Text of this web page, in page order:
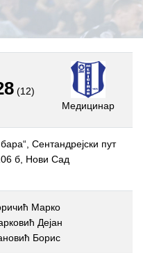
(12)
Медицинар
Сентандрејски пут
б, Нови Сад
Марко
Дејан
Борис